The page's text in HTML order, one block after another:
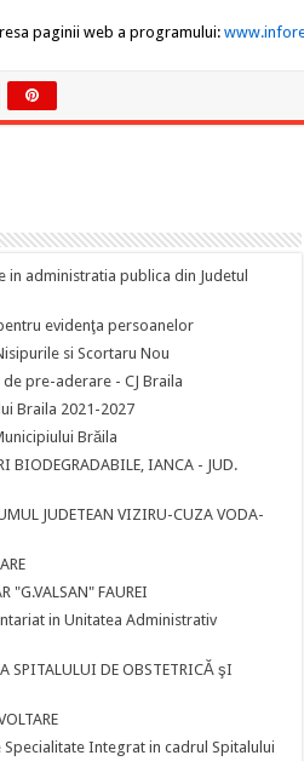
paginii web a programului:
in administratia publica din Judetul
evidenţa persoanelor
si Scortaru Nou
pre-aderare - CJ Braila
Braila 2021-2027
Brăila
BIODEGRADABILE, IANCA - JUD.
JUDETEAN VIZIRU-CUZA VODA-
"G.VALSAN" FAUREI
in Unitatea Administrativ
SPITALULUI DE OBSTETRICĂ şI
Integrat in cadrul Spitalului